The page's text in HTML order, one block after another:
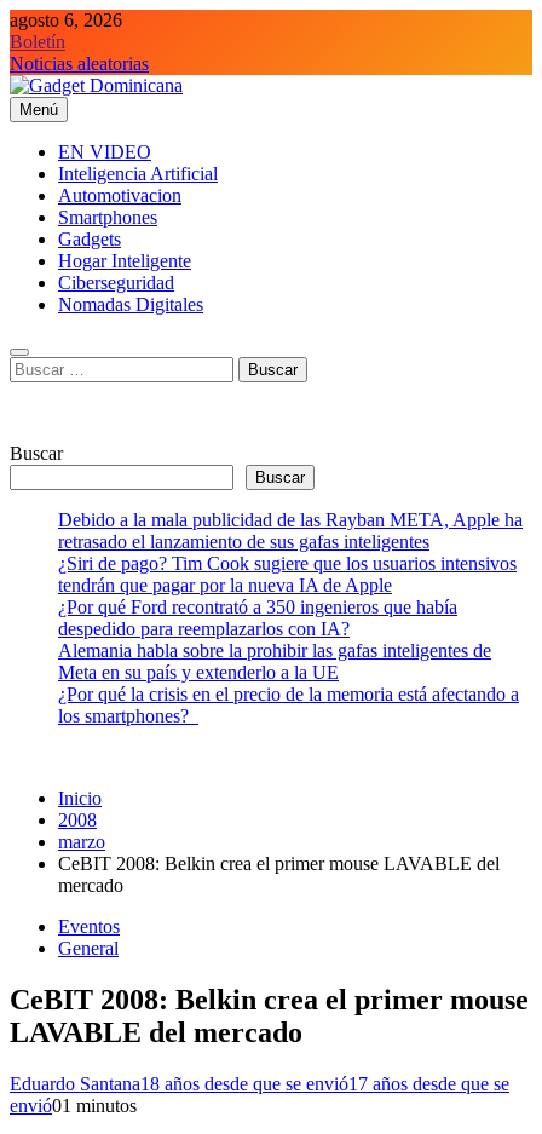
Saltar
al
contenido
agosto 6, 2026
Boletín
Noticias aleatorias
Gadget Dominicana
Gadgets y Tecnología de consumo
Menú
EN VIDEO
Inteligencia Artificial
Automotivacion
Smartphones
Gadgets
Hogar Inteligente
Ciberseguridad
Nomadas Digitales
Buscar:
Buscar
Buscar
Debido a la mala publicidad de las Rayban META, Apple ha
retrasado el lanzamiento de sus gafas inteligentes
¿Siri de pago? Tim Cook sugiere que los usuarios intensivos
tendrán que pagar por la nueva IA de Apple
¿Por qué Ford recontrató a 350 ingenieros que había
despedido para reemplazarlos con IA?
Alemania habla sobre la prohibir las gafas inteligentes de
Meta en su país y extenderlo a la UE
¿Por qué la crisis en el precio de la memoria está afectando a
los smartphones?
Inicio
2008
marzo
CeBIT 2008: Belkin crea el primer mouse LAVABLE del
mercado
Eventos
General
CeBIT 2008: Belkin crea el primer mouse
LAVABLE del mercado
Eduardo Santana18 años desde que se envió17 años desde que se
envió01 minutos